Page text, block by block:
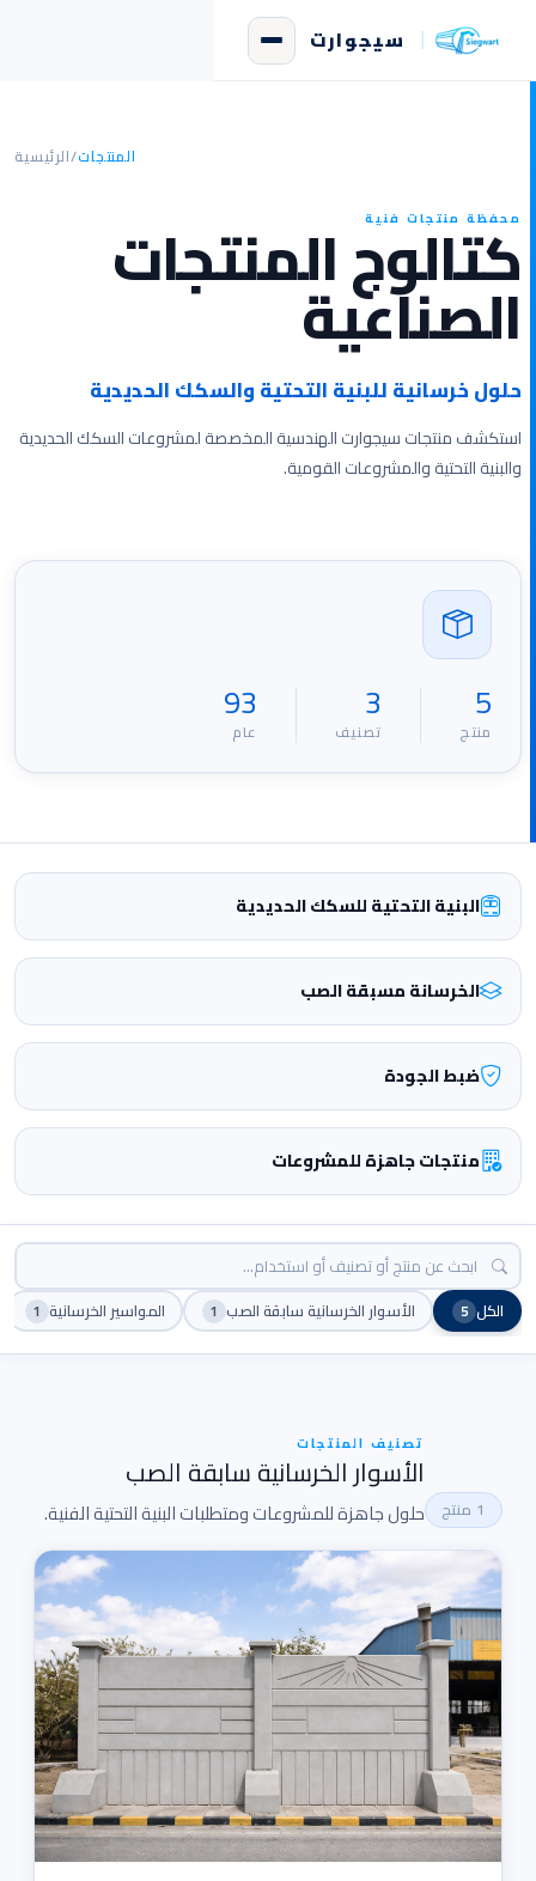
سيجوارت
الرئيسية/المنتجات
محفظة منتجات فنية
كتالوج المنتجات
الصناعية
حلول خرسانية للبنية التحتية والسكك الحديدية
استكشف منتجات سيجوارت الهندسية المخصصة لمشروعات السكك الحديدية
والبنية التحتية والمشروعات القومية.
5
منتج
3
تصنيف
93
عام
البنية التحتية للسكك الحديدية
الخرسانة مسبقة الصب
ضبط الجودة
منتجات جاهزة للمشروعات
بحث في المنتجات
الكل 5 الأسوار الخرسانية سابقة الصب 1 المواسير الخرسانية 1
تصنيف المنتجات
الأسوار الخرسانية سابقة الصب
حلول جاهزة للمشروعات ومتطلبات البنية التحتية الفنية. 1 منتج